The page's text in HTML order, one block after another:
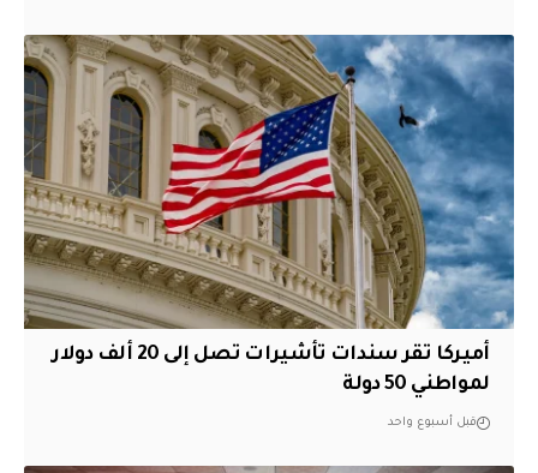
أميركا تقر سندات تأشيرات تصل إلى 20 ألف دولار
لمواطني 50 دولة
قبل أسبوع واحد